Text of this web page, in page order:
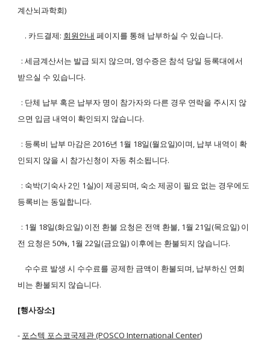
계산뇌과학회)
. 카드결제: 회원안내 페이지를 통해 납부하실 수 있습니다.
: 세금계산서는 발급 되지 않으며, 영수증은 참석 당일 등록대에서
받으실 수 있습니다.
: 단체 납부 혹은 납부자 명이 참가자와 다른 경우 연락을 주시지 않
으면 입금 내역이 확인되지 않습니다.
: 등록비 납부 마감은 2016년 1월 18일(월요일)이며, 납부 내역이 확
인되지 않을 시 참가신청이 자동 취소됩니다.
: 숙박(기숙사 2인 1실)이 제공되며, 숙소 제공이 필요 없는 경우에도
등록비는 동일합니다.
: 1월 18일(화요일) 이전 환불 요청은 전액 환불, 1월 21일(목요일) 이
전 요청은 50%, 1월 22일(금요일) 이후에는 환불되지 않습니다.
수수료 발생 시 수수료를 공제한 금액이 환불되며, 납부하신 연회
비는 환불되지 않습니다.
[행사장소]
- 포스텍 포스코국제관 (POSCO International Center)